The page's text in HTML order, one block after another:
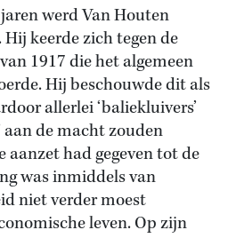
werd Van Houten
keerde zich tegen de
1917 die het algemeen
Hij beschouwde dit als
allerlei ‘baliekluivers’
aan de macht zouden
aanzet had gegeven tot de
was inmiddels van
niet verder moest
leven. Op zijn